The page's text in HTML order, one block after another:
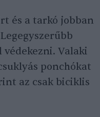
és a tarkó jobban
Valaki
ponchókat
az csak biciklis